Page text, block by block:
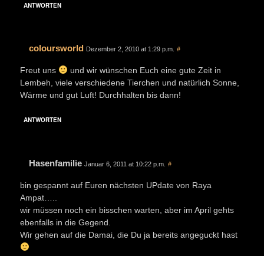
ANTWORTEN
coloursworld Dezember 2, 2010 at 1:29 p.m. #
Freut uns
und wir wünschen Euch eine gute Zeit in
Lembeh, viele verschiedene Tierchen und natürlich Sonne,
Wärme und gut Luft! Durchhalten bis dann!
ANTWORTEN
Hasenfamilie Januar 6, 2011 at 10:22 p.m. #
bin gespannt auf Euren nächsten UPdate von Raya
Ampat…..
wir müssen noch ein bisschen warten, aber im April gehts
ebenfalls in die Gegend.
Wir gehen auf die Damai, die Du ja bereits angeguckt hast